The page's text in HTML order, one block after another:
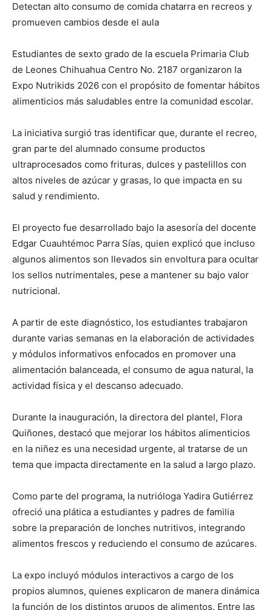
Detectan alto consumo de comida chatarra en recreos y
promueven cambios desde el aula
Estudiantes de sexto grado de la escuela Primaria Club
de Leones Chihuahua Centro No. 2187 organizaron la
Expo Nutrikids 2026 con el propósito de fomentar hábitos
alimenticios más saludables entre la comunidad escolar.
La iniciativa surgió tras identificar que, durante el recreo,
gran parte del alumnado consume productos
ultraprocesados como frituras, dulces y pastelillos con
altos niveles de azúcar y grasas, lo que impacta en su
salud y rendimiento.
El proyecto fue desarrollado bajo la asesoría del docente
Edgar Cuauhtémoc Parra Sías, quien explicó que incluso
algunos alimentos son llevados sin envoltura para ocultar
los sellos nutrimentales, pese a mantener su bajo valor
nutricional.
A partir de este diagnóstico, los estudiantes trabajaron
durante varias semanas en la elaboración de actividades
y módulos informativos enfocados en promover una
alimentación balanceada, el consumo de agua natural, la
actividad física y el descanso adecuado.
Durante la inauguración, la directora del plantel, Flora
Quiñones, destacó que mejorar los hábitos alimenticios
en la niñez es una necesidad urgente, al tratarse de un
tema que impacta directamente en la salud a largo plazo.
Como parte del programa, la nutrióloga Yadira Gutiérrez
ofreció una plática a estudiantes y padres de familia
sobre la preparación de lonches nutritivos, integrando
alimentos frescos y reduciendo el consumo de azúcares.
La expo incluyó módulos interactivos a cargo de los
propios alumnos, quienes explicaron de manera dinámica
la función de los distintos grupos de alimentos. Entre las